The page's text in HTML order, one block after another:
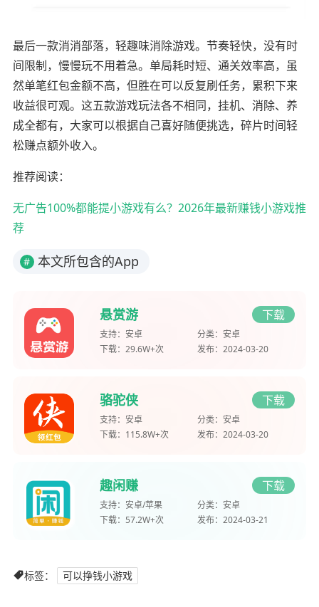
最后一款消消部落，轻趣味消除游戏。节奏轻快，没有时
间限制，慢慢玩不用着急。单局耗时短、通关效率高，虽
然单笔红包金额不高，但胜在可以反复刷任务，累积下来
收益很可观。这五款游戏玩法各不相同，挂机、消除、养
成全都有，大家可以根据自己喜好随便挑选，碎片时间轻
松赚点额外收入。
推荐阅读：
无广告100%都能提小游戏有么？2026年最新赚钱小游戏推
荐
# 本文所包含的App
悬赏游 下载
支持： 安卓 分类： 安卓
下载： 29.6W+次 发布： 2024-03-20
骆驼侠 下载
支持： 安卓 分类： 安卓
下载： 115.8W+次 发布： 2024-03-20
趣闲赚 下载
支持： 安卓/苹果 分类： 安卓
下载： 57.2W+次 发布： 2024-03-21
标签： 可以挣钱小游戏